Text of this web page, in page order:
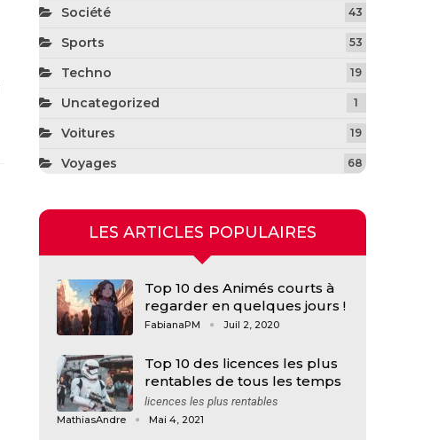
Société 43
Sports 53
Techno 19
Uncategorized 1
Voitures 19
Voyages 68
LES ARTICLES POPULAIRES
Top 10 des Animés courts à
regarder en quelques jours !
FabianaPM Juil 2, 2020
Top 10 des licences les plus
rentables de tous les temps
licences les plus rentables
MathiasAndre Mai 4, 2021